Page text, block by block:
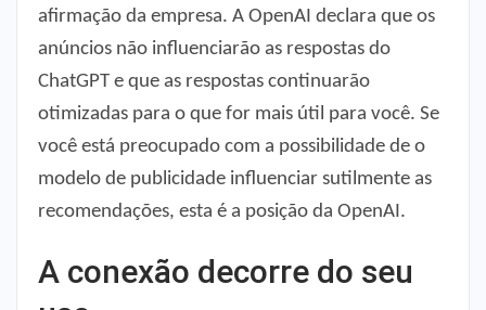
afirmação da empresa. A OpenAI declara que os
anúncios não influenciarão as respostas do
ChatGPT e que as respostas continuarão
otimizadas para o que for mais útil para você. Se
você está preocupado com a possibilidade de o
modelo de publicidade influenciar sutilmente as
recomendações, esta é a posição da OpenAI.
A conexão decorre do seu